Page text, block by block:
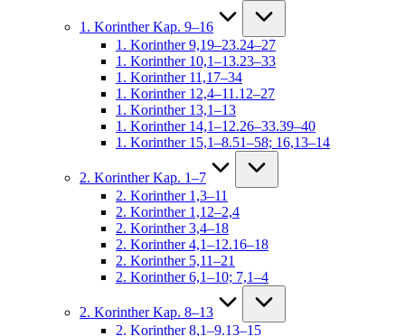
1. Korinther Kap. 9–16
1. Korinther 9,19–23.24–27
1. Korinther 10,1–13.23–33
1. Korinther 11,17–34
1. Korinther 12,4–11.12–27
1. Korinther 13,1–13
1. Korinther 14,1–12.26–33.39–40
1. Korinther 15,1–8.51–58; 16,13–14
2. Korinther Kap. 1–7
2. Korinther 1,3–11
2. Korinther 1,12–2,4
2. Korinther 3,4–18
2. Korinther 4,1–12.16–18
2. Korinther 5,11–21
2. Korinther 6,1–10; 7,1–4
2. Korinther Kap. 8–13
2. Korinther 8,1–9.13–15